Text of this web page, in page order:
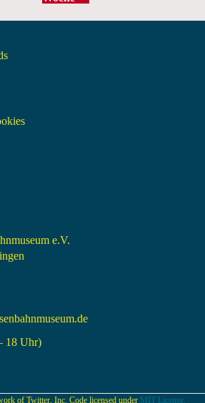
e.V.
18 Uhr)
of Twitter, Inc. Code licensed under MIT License.